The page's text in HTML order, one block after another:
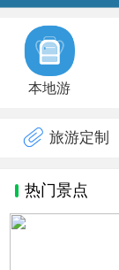
本地游
旅游定制
热门景点